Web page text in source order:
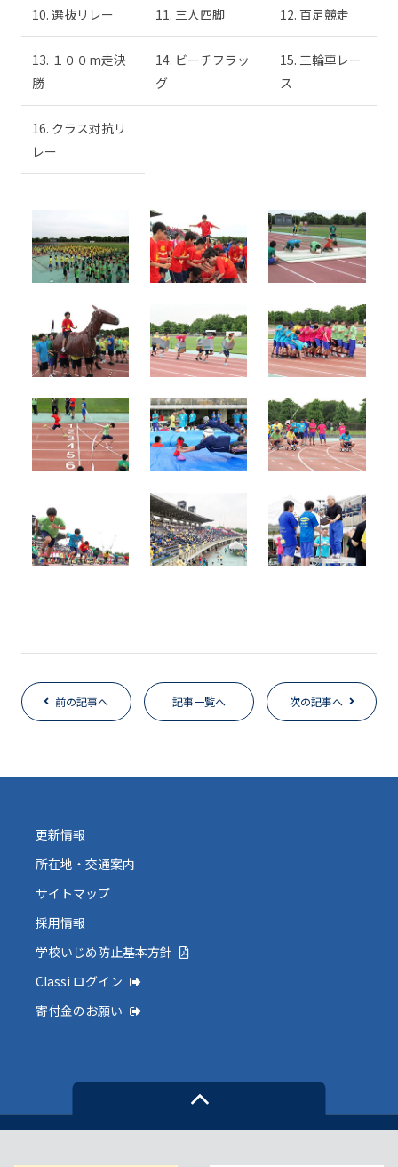
10. 選抜リレー 11. 三人四脚 12. 百足競走
13. １００m走決
勝
14. ビーチフラッ
グ
15. 三輪車レー
ス
16. クラス対抗リ
レー
前の記事へ 記事一覧へ 次の記事へ
更新情報
所在地・交通案内
サイトマップ
採用情報
学校いじめ防止基本方針
Classi ログイン
寄付金のお願い